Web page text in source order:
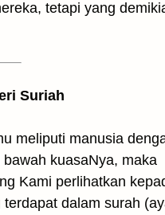
Suriah
meliputi manusia
kuasaNya, maka
Kami perlihatkan
terdapat dalam surah